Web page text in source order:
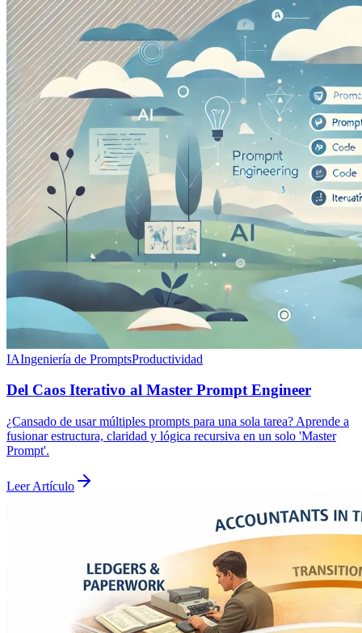
IAIngeniería de PromptsProductividad
Del Caos Iterativo al Master Prompt Engineer
¿Cansado de usar múltiples prompts para una sola tarea? Aprende a
fusionar estructura, claridad y lógica recursiva en un solo 'Master
Prompt'.
Leer Artículo